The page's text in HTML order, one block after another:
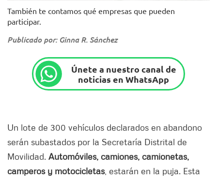
También te contamos qué empresas que pueden
participar.
Publicado por: Ginna R. Sánchez
Únete a nuestro canal de
noticias en WhatsApp
Un lote de 300 vehículos declarados en abandono
serán subastados por la Secretaría Distrital de
Movilidad. Automóviles, camiones, camionetas,
camperos y motocicletas, estarán en la puja. Esta